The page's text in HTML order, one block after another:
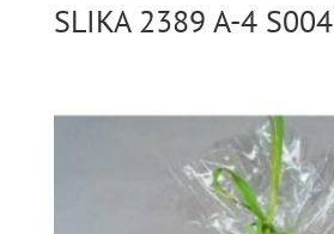
SLIKA 2389 A-4 S004